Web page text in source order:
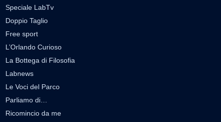
Speciale LabTv
Doppio Taglio
Free sport
L’Orlando Curioso
La Bottega di Filosofia
Labnews
Le Voci del Parco
Parliamo di…
Ricomincio da me